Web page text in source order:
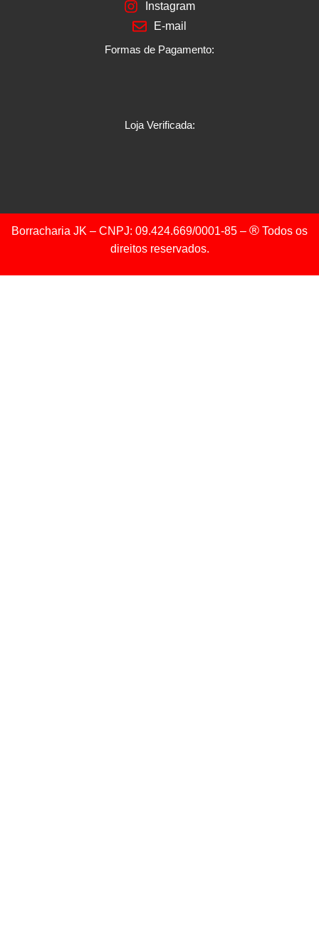
Instagram
E-mail
Formas de Pagamento:
Loja Verificada:
Borracharia JK – CNPJ: 09.424.669/0001-85 – ® Todos os
direitos reservados.